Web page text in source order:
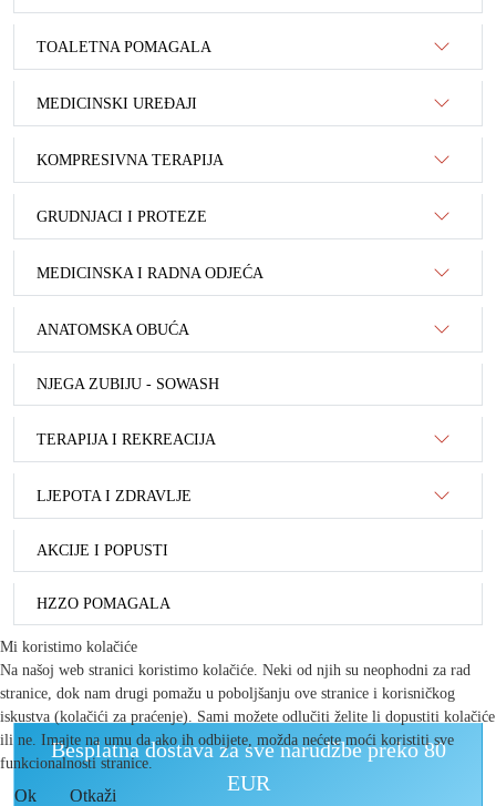
TOALETNA POMAGALA
MEDICINSKI UREĐAJI
KOMPRESIVNA TERAPIJA
GRUDNJACI I PROTEZE
MEDICINSKA I RADNA ODJEĆA
ANATOMSKA OBUĆA
NJEGA ZUBIJU - SOWASH
TERAPIJA I REKREACIJA
LJEPOTA I ZDRAVLJE
AKCIJE I POPUSTI
HZZO POMAGALA
Besplatna dostava za sve narudžbe preko 80
EUR
Mi koristimo kolačiće
Na našoj web stranici koristimo kolačiće. Neki od njih su neophodni za rad
stranice, dok nam drugi pomažu u poboljšanju ove stranice i korisničkog
iskustva (kolačići za praćenje). Sami možete odlučiti želite li dopustiti kolačiće
ili ne. Imajte na umu da ako ih odbijete, možda nećete moći koristiti sve
funkcionalnosti stranice.
Ok Otkaži